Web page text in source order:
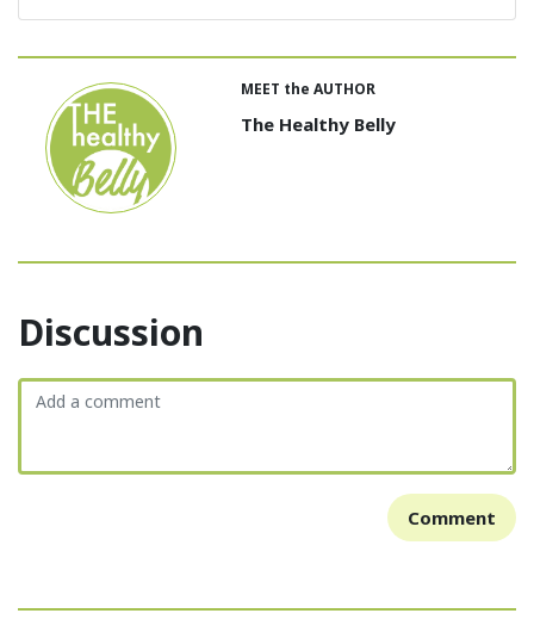
MEET the AUTHOR
The Healthy Belly
Discussion
Comment